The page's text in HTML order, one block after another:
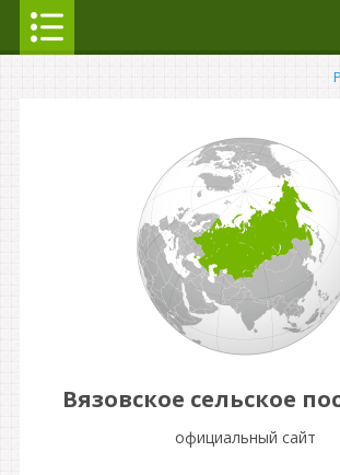
Вязовское сельское
официальный сайт